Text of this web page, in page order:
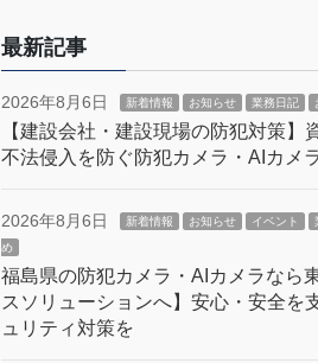
最新記事
2026年8月6日 新着情報 お知らせ 業務日記
【建設会社・建設現場の防犯対策】
不法侵入を防ぐ防犯カメラ・AIカメ
2026年8月6日 新着情報 お知らせ イベント
め
福島県の防犯カメラ・AIカメラなら
スソリューションへ】安心・安全を
ュリティ対策を